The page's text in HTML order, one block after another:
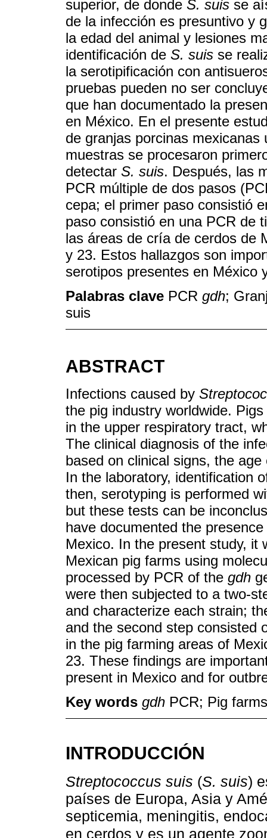
superior, de donde S. suis se
de la infección es presuntivo y
la edad del animal y lesiones
identificación de S. suis se
la serotipificación con
pruebas pueden no ser
que han documentado la
en México. En el presente
de granjas porcinas
muestras se procesaron
detectar S. suis. Después, las
PCR múltiple de dos pasos
cepa; el primer paso consistió
paso consistió en una PCR de
las áreas de cría de cerdos de
y 23. Estos hallazgos son
serotipos presentes en México
Palabras clave PCR gdh;
suis
ABSTRACT
Infections caused by
the pig industry worldwide.
in the upper respiratory tract,
The clinical diagnosis of the
based on clinical signs, the
In the laboratory, identification
then, serotyping is performed
but these tests can be
have documented the
Mexico. In the present study, it
Mexican pig farms using
processed by PCR of the gdh
were then subjected to a two-
and characterize each strain;
and the second step consisted
in the pig farming areas of
23. These findings are
present in Mexico and for
Key words gdh PCR; Pig
INTRODUCCIÓN
Streptococcus suis (S. suis)
países de Europa, Asia y
septicemia, meningitis,
en cerdos y es un agente